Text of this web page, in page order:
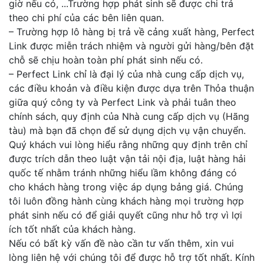
giờ nếu có, ...Trường hợp phát sinh sẽ được chi trả
theo chi phí của các bên liên quan.
– Trường hợp lô hàng bị trả về cảng xuất hàng, Perfect
Link được miễn trách nhiệm và người gửi hàng/bên đặt
chỗ sẽ chịu hoàn toàn phí phát sinh nếu có.
– Perfect Link chỉ là đại lý của nhà cung cấp dịch vụ,
các điều khoản và điều kiện được dựa trên Thỏa thuận
giữa quý công ty và Perfect Link và phải tuân theo
chính sách, quy định của Nhà cung cấp dịch vụ (Hãng
tàu) mà bạn đã chọn để sử dụng dịch vụ vận chuyển.
Quý khách vui lòng hiểu rằng những quy định trên chỉ
được trích dẫn theo luật vận tải nội địa, luật hàng hải
quốc tế nhằm tránh những hiểu lầm không đáng có
cho khách hàng trong việc áp dụng bảng giá. Chúng
tôi luôn đồng hành cùng khách hàng mọi trường hợp
phát sinh nếu có để giải quyết cũng như hỗ trợ vì lợi
ích tốt nhất của khách hàng.
Nếu có bất kỳ vấn đề nào cần tư vấn thêm, xin vui
lòng liên hệ với chúng tôi để được hỗ trợ tốt nhất. Kính